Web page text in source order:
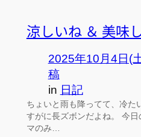
涼しいね ＆ 美味
2025年10月4日(
稿
in 日記
ちょいと雨も降ってて、冷た
すがに長ズボンだよね。 今
マのみ…